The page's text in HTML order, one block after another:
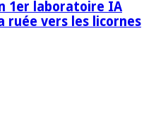
1er laboratoire IA
ruée vers les licornes